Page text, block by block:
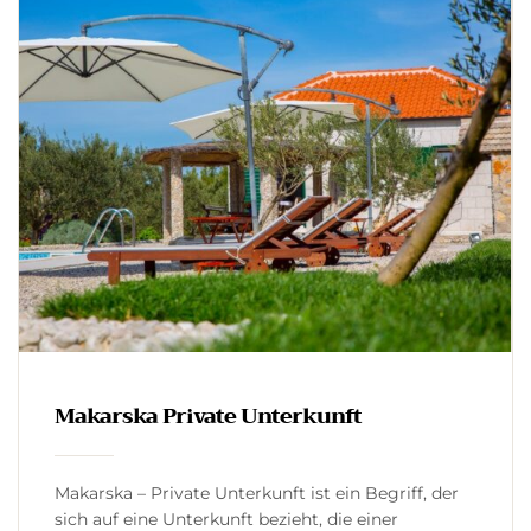
kommerzieller Fischerei. Die Techniken des
Fischens auf See […]
Makarska Private Unterkunft
Makarska – Private Unterkunft ist ein Begriff, der
sich auf eine Unterkunft bezieht, die einer